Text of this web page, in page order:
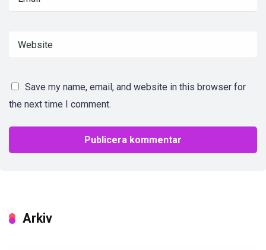
Save my name, email, and website in this browser for
the next time I comment.
Arkiv